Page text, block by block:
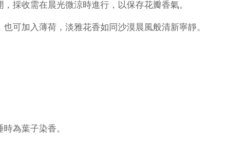
採收需在晨光微涼時進行，以保存花瓣香氣。
可加入薄荷，淡雅花香如同沙漠晨風般清新寧靜。
為葉子染香。